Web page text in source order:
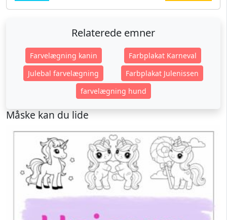
Relaterede emner
Farvelægning kanin
Farbplakat Karneval
Julebal farvelægning
Farbplakat Julenissen
farvelægning hund
Måske kan du lide